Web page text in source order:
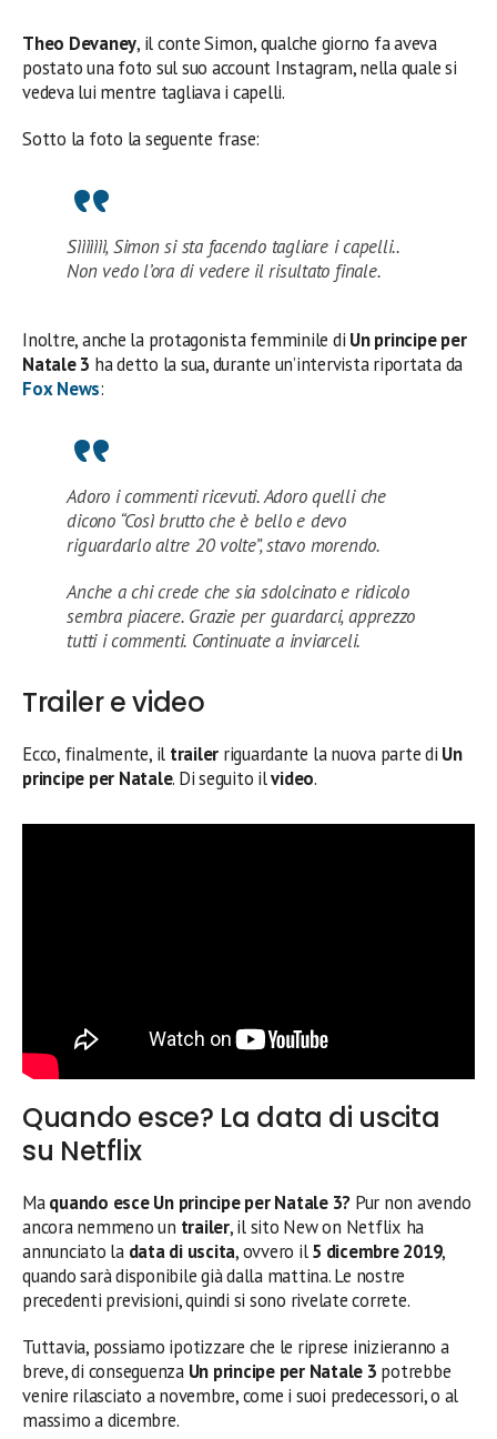
Theo Devaney, il conte Simon, qualche giorno fa aveva
postato una foto sul suo account Instagram, nella quale si
vedeva lui mentre tagliava i capelli.
Sotto la foto la seguente frase:
Sììììììì, Simon si sta facendo tagliare i capelli..
Non vedo l’ora di vedere il risultato finale.
Inoltre, anche la protagonista femminile di Un principe per
Natale 3 ha detto la sua, durante un’intervista riportata da
Fox News:
Adoro i commenti ricevuti. Adoro quelli che
dicono “Così brutto che è bello e devo
riguardarlo altre 20 volte”, stavo morendo.
Anche a chi crede che sia sdolcinato e ridicolo
sembra piacere. Grazie per guardarci, apprezzo
tutti i commenti. Continuate a inviarceli.
Trailer e video
Ecco, finalmente, il trailer riguardante la nuova parte di Un
principe per Natale. Di seguito ilvideo.
Quando esce? La data di uscita
su Netflix
Maquando esce Un principe per Natale 3? Pur non avendo
ancora nemmeno un trailer, il sito New on Netflix ha
annunciato la data di uscita, ovvero il5 dicembre 2019,
quando sarà disponibile già dalla mattina. Le nostre
precedenti previsioni, quindi si sono rivelate correte.
Tuttavia, possiamo ipotizzare che le riprese inizieranno a
breve, di conseguenza Un principe per Natale 3 potrebbe
venire rilasciato a novembre, come i suoi predecessori, o al
massimo a dicembre.